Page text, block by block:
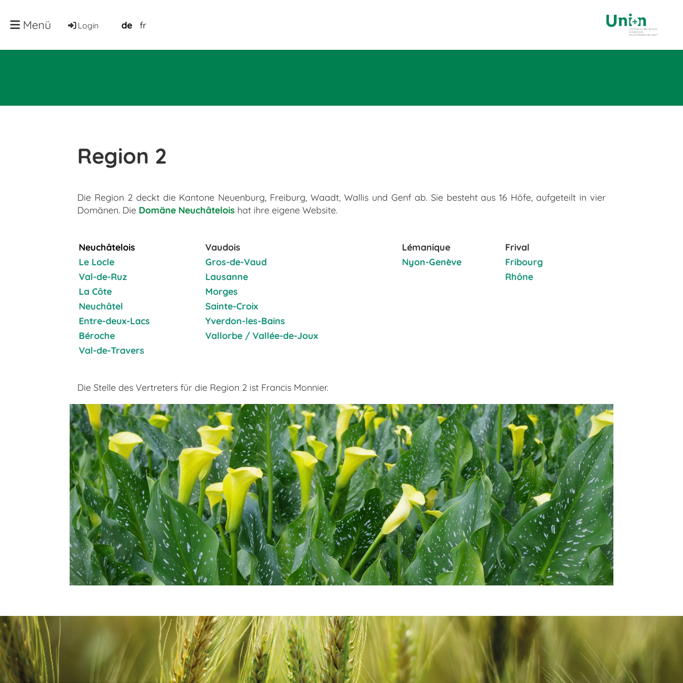
Login de fr
Menü
Region 2
Die Region 2 deckt die Kantone Neuenburg, Freiburg, Waadt, Wallis und Genf ab. Sie besteht aus 16 Höfe, aufgeteilt in vier
Domänen. Die Domäne Neuchâtelois hat ihre eigene Website.
Neuchâtelois Vaudois Lémanique
Frival
Le Locle
Gros-de-Vaud Nyon-Genève
Fribourg
Val-de-Ruz
Lausanne
Rhône
La Côte
Morges
Neuchâtel
Sainte-Croix
Entre-deux-Lacs
Yverdon-les-Bains
Béroche
Vallorbe / Vallée-de-Joux
Val-de-Travers
Die Stelle des Vertreters für die Region 2 ist Francis Monnier.